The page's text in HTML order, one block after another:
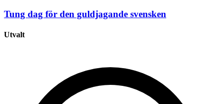
Tung dag för den guldjagande svensken
Utvalt